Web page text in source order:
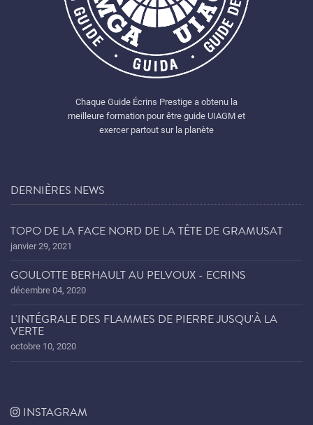
Chaque Guide Écrins Prestige a obtenu la
meilleure formation pour être guide UIAGM et
exercer partout sur la planète
DERNIÈRES NEWS
TOPO DE LA FACE NORD DE LA TÊTE DE GRAMUSAT
janvier 29, 2021
GOULOTTE BERHAULT AU PELVOUX - ECRINS
décembre 04, 2020
L'INTÉGRALE DES FLAMMES DE PIERRE JUSQU'À LA
VERTE
octobre 10, 2020
INSTAGRAM